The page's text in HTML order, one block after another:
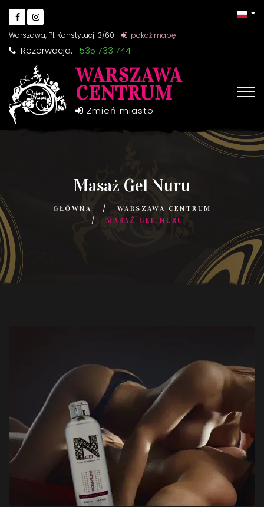
Warszawa, Pl. Konstytucji 3/60 pokaż mapę
Rezerwacja: 535 733 744
WARSZAWA
CENTRUM
Zmień miasto
Masaż Gel Nuru
GŁÓWNA
WARSZAWA CENTRUM
MASAŻ GEL NURU